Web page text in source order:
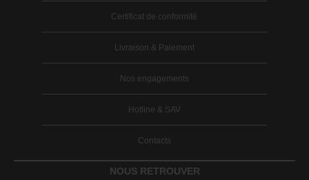
Certificat de conformité
Livraison & Paiement
Nos engagements
Hotline & SAV
Contacts
NOUS RETROUVER